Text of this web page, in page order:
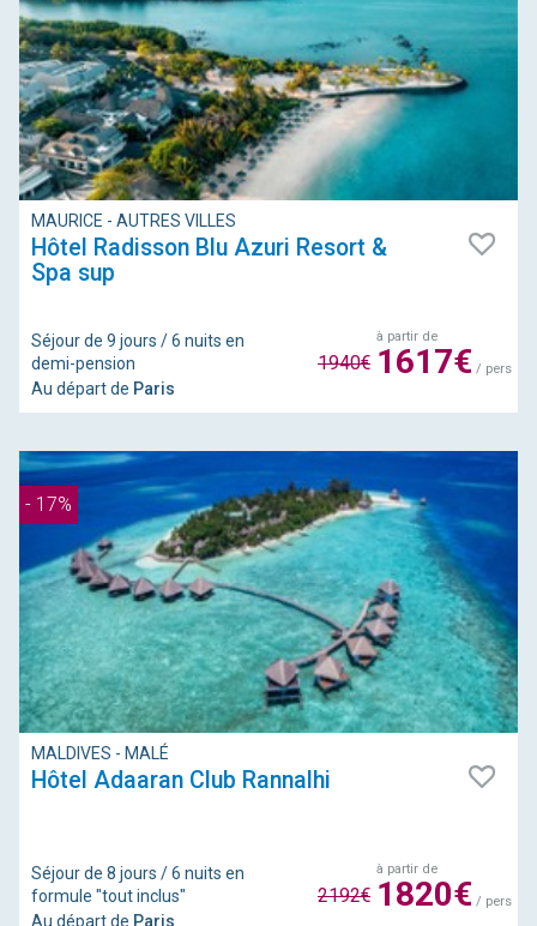
MAURICE - AUTRES VILLES
Hôtel Radisson Blu Azuri Resort &
Spa sup
Séjour de 9 jours / 6 nuits en
demi-pension
Au départ de Paris
à partir de
1617€/ pers
1940€
- 17%
MALDIVES - MALÉ
Hôtel Adaaran Club Rannalhi
Séjour de 8 jours / 6 nuits en
formule "tout inclus"
Au départ de Paris
à partir de
1820€/ pers
2192€